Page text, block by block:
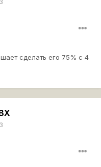
сделать его 75% с 4